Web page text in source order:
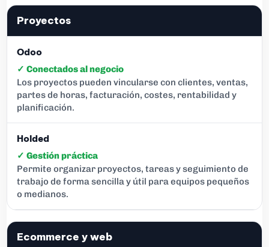
Proyectos
✓ Conectados al negocio
Los proyectos pueden vincularse con clientes, ventas,
partes de horas, facturación, costes, rentabilidad y
planificación.
✓ Gestión práctica
Permite organizar proyectos, tareas y seguimiento de
trabajo de forma sencilla y útil para equipos pequeños
o medianos.
Ecommerce y web